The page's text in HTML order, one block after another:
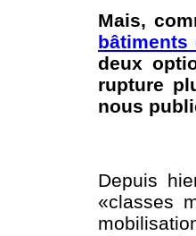
Mais,
bâtiments
deux
rupture
nous
Depuis
«classes